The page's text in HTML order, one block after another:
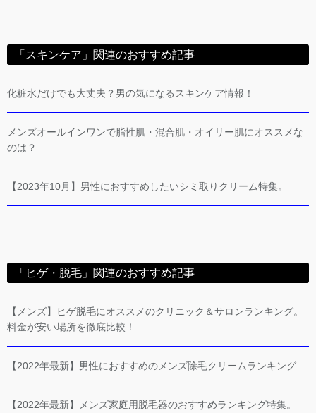
「スキンケア」関連のおすすめ記事
化粧水だけでも大丈夫？男の気になるスキンケア情報！
メンズオールインワンで脂性肌・混合肌・オイリー肌にオススメな
のは？
【2023年10月】男性におすすめしたいシミ取りクリーム特集。
「ヒゲ・脱毛」関連のおすすめ記事
【メンズ】ヒゲ脱毛にオススメのクリニック＆サロンランキング。
料金が安い場所を徹底比較！
【2022年最新】男性におすすめのメンズ除毛クリームランキング
【2022年最新】メンズ家庭用脱毛器のおすすめランキング特集。